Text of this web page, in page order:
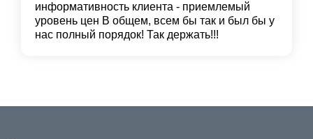
информативность клиента - приемлемый
уровень цен В общем, всем бы так и был бы у
нас полный порядок! Так держать!!!